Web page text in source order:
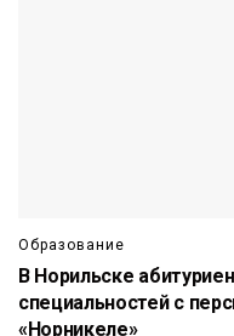
Образование
В Норильске
специальностей с
«Норникеле»